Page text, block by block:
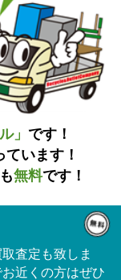
」 です！
います！
無料です！
査定も致しま
近くの方はぜひ